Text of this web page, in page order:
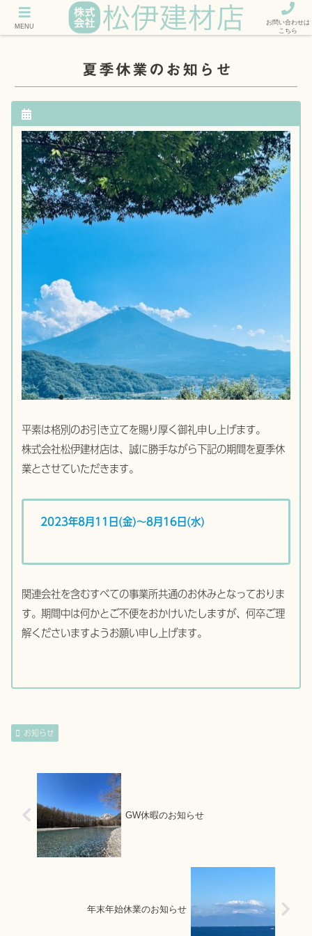
夏季休業のお知らせ
平素は格別のお引き立てを賜り厚く御礼申し上げます。
株式会社松伊建材店は、誠に勝手ながら下記の期間を夏季休
業とさせていただきます。
2023年8月11日(金)～8月16日(水)
関連会社を含むすべての事業所共通のお休みとなっておりま
す。期間中は何かとご不便をおかけいたしますが、何卒ご理
解くださいますようお願い申し上げます。
お知らせ
GW休暇のお知らせ
年末年始休業のお知らせ
MENU
お問い合わせは
こちら